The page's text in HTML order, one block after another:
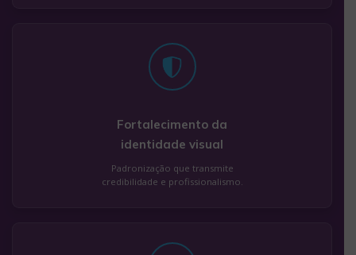
Fortalecimento da
identidade visual
Padronização que transmite
credibilidade e profissionalismo.